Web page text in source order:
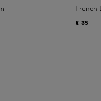
French
€ 35